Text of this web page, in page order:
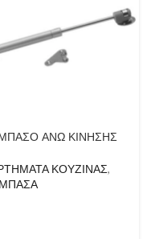
ΑΝΩ ΚΙΝΗΣΗΣ
ΚΟΥΖΙΝΑΣ,